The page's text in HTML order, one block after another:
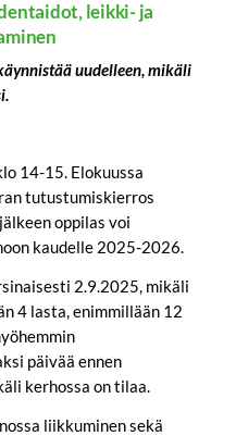
leikki- ja
uudelleen, mikäli
14-15. Elokuussa
tutustumiskierros
oppilas voi
kaudelle 2025-2026.
2.9.2025, mikäli
4 lasta, enimmillään 12
päivää ennen
kerhossa on tilaa.
liikkuminen sekä